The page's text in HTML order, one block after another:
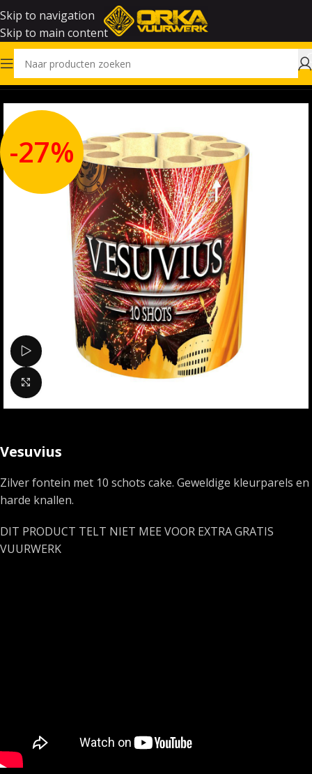
Skip to navigation
Skip to main content
Home Outlet
-27%
Bekijk video
Klik om te vergroten
Vesuvius
Zilver fontein met 10 schots cake. Geweldige kleurparels en
harde knallen.
DIT PRODUCT TELT NIET MEE VOOR EXTRA GRATIS
VUURWERK